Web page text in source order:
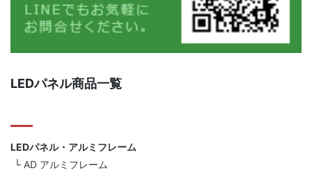
LEDパネル商品一覧
LEDパネル・アルミフレーム
AD アルミフレーム